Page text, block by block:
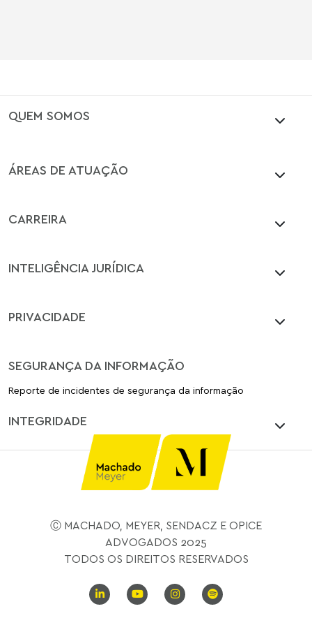
QUEM SOMOS
ÁREAS DE ATUAÇÃO
CARREIRA
INTELIGÊNCIA JURÍDICA
PRIVACIDADE
SEGURANÇA DA INFORMAÇÃO
Reporte de incidentes de segurança da informação
INTEGRIDADE
Ⓒ MACHADO, MEYER, SENDACZ E OPICE
ADVOGADOS 2025
TODOS OS DIREITOS RESERVADOS